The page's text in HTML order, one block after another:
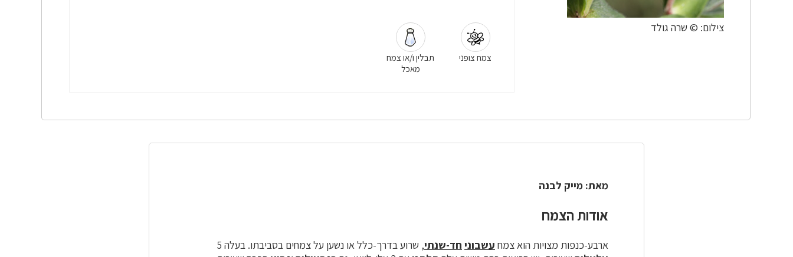
צילום: © שרה גולד
צמח צופני
תבלין ו/או צמח
מאכל
מאת: מייק לבנה
אודות הצמח
ארבע-כנפות מצויות הוא צמח עשבוני חד-שנתי, שרוע בדרך-כלל או נשען על צמחים בסביבתו. בעלה 5